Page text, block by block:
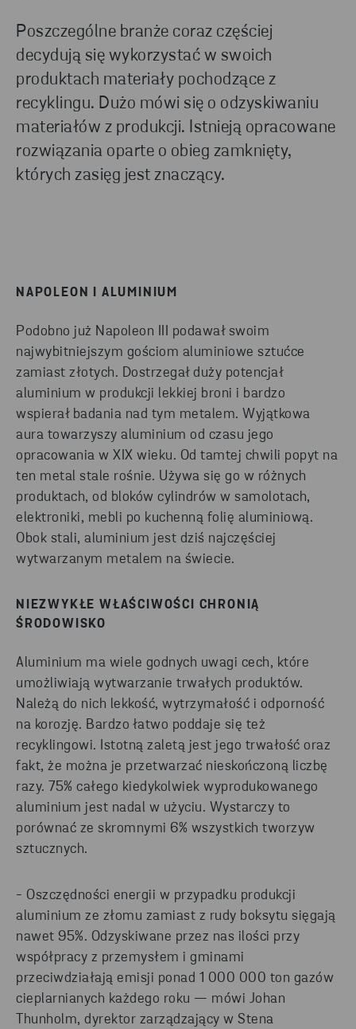
Poszczególne branże coraz częściej
decydują się wykorzystać w swoich
produktach materiały pochodzące z
recyklingu. Dużo mówi się o odzyskiwaniu
materiałów z produkcji. Istnieją opracowane
rozwiązania oparte o obieg zamknięty,
których zasięg jest znaczący.
NAPOLEON I ALUMINIUM
Podobno już Napoleon III podawał swoim
najwybitniejszym gościom aluminiowe sztućce
zamiast złotych. Dostrzegał duży potencjał
aluminium w produkcji lekkiej broni i bardzo
wspierał badania nad tym metalem. Wyjątkowa
aura towarzyszy aluminium od czasu jego
opracowania w XIX wieku. Od tamtej chwili popyt na
ten metal stale rośnie. Używa się go w różnych
produktach, od bloków cylindrów w samolotach,
elektroniki, mebli po kuchenną folię aluminiową.
Obok stali, aluminium jest dziś najczęściej
wytwarzanym metalem na świecie.
NIEZWYKŁE WŁAŚCIWOŚCI CHRONIĄ
ŚRODOWISKO
Aluminium ma wiele godnych uwagi cech, które
umożliwiają wytwarzanie trwałych produktów.
Należą do nich lekkość, wytrzymałość i odporność
na korozję. Bardzo łatwo poddaje się też
recyklingowi. Istotną zaletą jest jego trwałość oraz
fakt, że można je przetwarzać nieskończoną liczbę
razy. 75% całego kiedykolwiek wyprodukowanego
aluminium jest nadal w użyciu. Wystarczy to
porównać ze skromnymi 6% wszystkich tworzyw
sztucznych.
- Oszczędności energii w przypadku produkcji
aluminium ze złomu zamiast z rudy boksytu sięgają
nawet 95%. Odzyskiwane przez nas ilości przy
współpracy z przemysłem i gminami
przeciwdziałają emisji ponad 1 000 000 ton gazów
cieplarnianych każdego roku — mówi Johan
Thunholm, dyrektor zarządzający w Stena